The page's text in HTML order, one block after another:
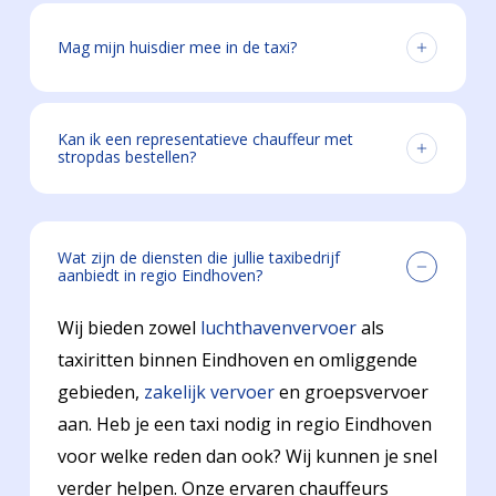
Yes. Tether is designed to fit seamlessly into
your existing workflow. It integrates with
stay connected without adding extra
complexity.
Mag mijn huisdier mee in de taxi?
Meestal wel, maar niet altijd. Geef altijd door
bij een bestelling dat je een huisdier mee wil
nemen en wij bekijken de mogelijkheden.
Kan ik een representatieve chauffeur met
stropdas bestellen?
Wat zijn de diensten die jullie taxibedrijf
aanbiedt in regio Eindhoven?
Wij bieden zowel luchthavenvervoerals
taxiritten binnen Eindhoven en omliggende
gebieden, zakelijk vervoeren groepsvervoer
aan. Heb je een taxi nodig in regio Eindhoven
voor welke reden dan ook? Wij kunnen je snel
verder helpen. Onze ervaren chauffeurs